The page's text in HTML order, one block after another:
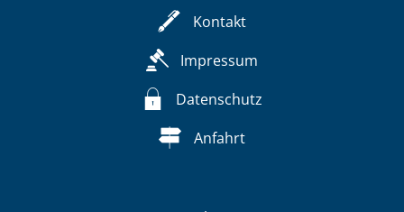
Kontakt
Impressum
Datenschutz
Anfahrt